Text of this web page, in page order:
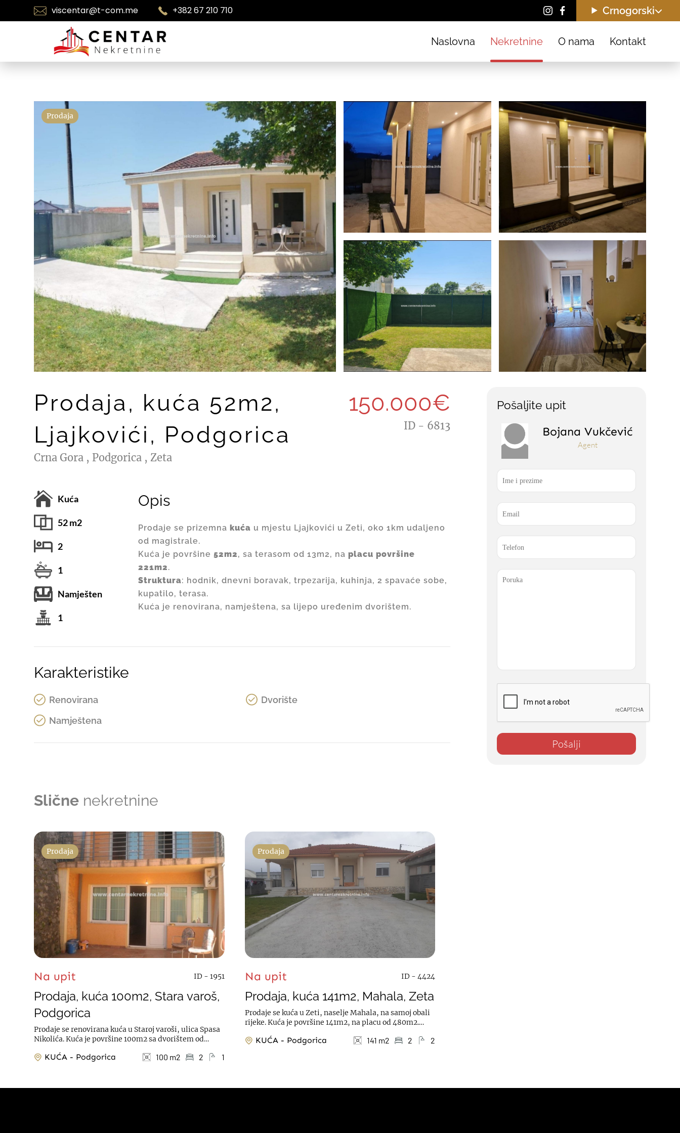
viscentar@t-com.me +382 67 210 710 Crnogorski
Naslovna Nekretnine O nama Kontakt
Prodaja
Prodaja, kuća 52m2,
Ljajkovići, Podgorica
Crna Gora , Podgorica , Zeta
150.000€
ID - 6813
Kuća
52 m2
2
1
Namješten
1
Opis
Prodaje se prizemna kuća u mjestu Ljajkovići u Zeti, oko 1km udaljeno
od magistrale.
Kuća je površine 52m2, sa terasom od 13m2, na placu površine
221m2.
Struktura: hodnik, dnevni boravak, trpezarija, kuhinja, 2 spavaće sobe,
kupatilo, terasa.
Kuća je renovirana, namještena, sa lijepo uređenim dvorištem.
Karakteristike
Renovirana
Namještena
Dvorište
Pošaljite upit
Bojana Vukčević
Agent
Pošalji
Slične nekretnine
Prodaja
Na upit ID - 1951
Prodaja, kuća 100m2, Stara varoš,
Podgorica
Prodaje se renovirana kuća u Staroj varoši, ulica Spasa
Nikolića. Kuća je površine 100m2 sa dvorištem od
KUĆA - Podgorica 100 m2 2 1
Prodaja
Na upit ID - 4424
Prodaja, kuća 141m2, Mahala, Zeta
Prodaje se kuća u Zeti, naselje Mahala, na samoj obali
rijeke. Kuća je površine 141m2, na placu od 480m2.
KUĆA - Podgorica 141 m2 2 2